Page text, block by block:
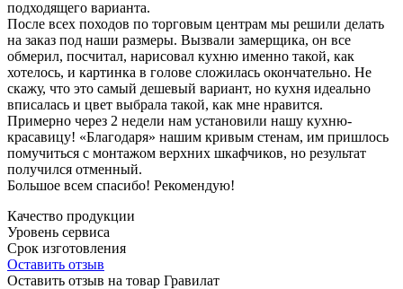
подходящего варианта.
После всех походов по торговым центрам мы решили делать
на заказ под наши размеры. Вызвали замерщика, он все
обмерил, посчитал, нарисовал кухню именно такой, как
хотелось, и картинка в голове сложилась окончательно. Не
скажу, что это самый дешевый вариант, но кухня идеально
вписалась и цвет выбрала такой, как мне нравится.
Примерно через 2 недели нам установили нашу кухню-
красавицу! «Благодаря» нашим кривым стенам, им пришлось
помучиться с монтажом верхних шкафчиков, но результат
получился отменный.
Большое всем спасибо! Рекомендую!
Качество продукции
Уровень сервиса
Срок изготовления
Оставить отзыв
Оставить отзыв на товар Гравилат